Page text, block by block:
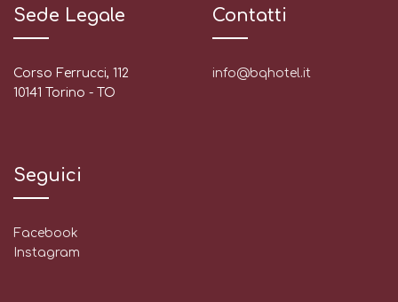
Sede Legale
Corso Ferrucci, 112
10141 Torino - TO
Contatti
info@bqhotel.it
Seguici
Facebook
Instagram